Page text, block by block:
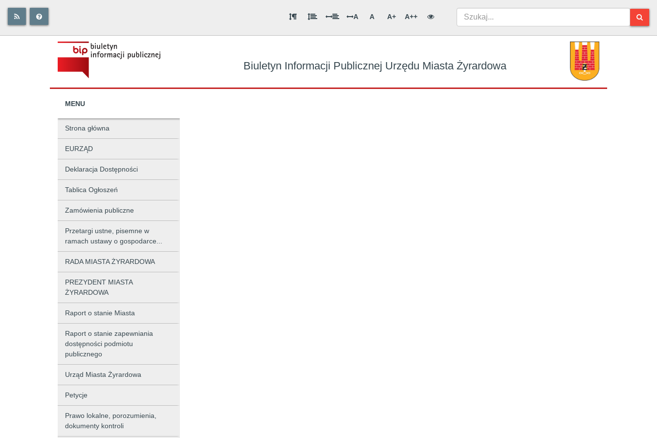
A A A+ A++
Biuletyn Informacji Publicznej Urzędu Miasta Żyrardowa
MENU
Strona główna
EURZĄD
Deklaracja Dostępności
Tablica Ogłoszeń
Zamówienia publiczne
Przetargi ustne, pisemne w
ramach ustawy o gospodarce...
RADA MIASTA ŻYRARDOWA
PREZYDENT MIASTA
ŻYRARDOWA
Raport o stanie Miasta
Raport o stanie zapewniania
dostępności podmiotu
publicznego
Urząd Miasta Żyrardowa
Petycje
Prawo lokalne, porozumienia,
dokumenty kontroli